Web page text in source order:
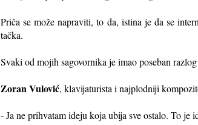
Priča se može napraviti, to da, istina je da se
tačka.
Svaki od mojih sagovornika je imao poseban
Zoran Vulović, klavijaturista i najplodniji
- Ja ne prihvatam ideju koja ubija sve ostalo. To je